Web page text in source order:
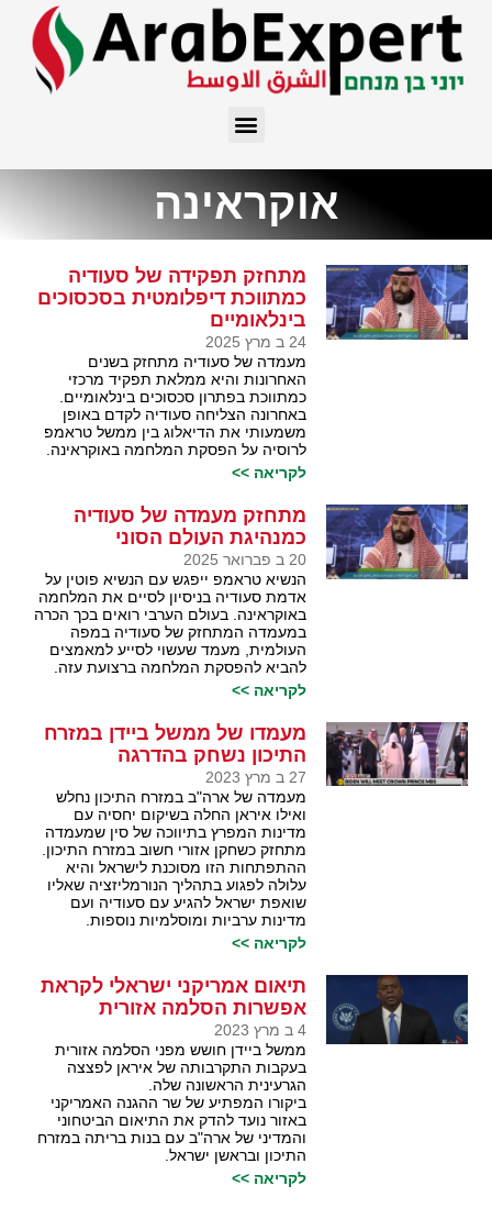
אוקראינה
מתחזק תפקידה של סעודיה
כמתווכת דיפלומטית בסכסוכים
בינלאומיים
24 ב מרץ 2025
מעמדה של סעודיה מתחזק בשנים
האחרונות והיא ממלאת תפקיד מרכזי
כמתווכת בפתרון סכסוכים בינלאומיים.
באחרונה הצליחה סעודיה לקדם באופן
משמעותי את הדיאלוג בין ממשל טראמפ
לרוסיה על הפסקת המלחמה באוקראינה.
לקריאה >>
מתחזק מעמדה של סעודיה
כמנהיגת העולם הסוני
20 ב פברואר 2025
הנשיא טראמפ ייפגש עם הנשיא פוטין על
אדמת סעודיה בניסיון לסיים את המלחמה
באוקראינה. בעולם הערבי רואים בכך הכרה
במעמדה המתחזק של סעודיה במפה
העולמית, מעמד שעשוי לסייע למאמצים
להביא להפסקת המלחמה ברצועת עזה.
לקריאה >>
מעמדו של ממשל ביידן במזרח
התיכון נשחק בהדרגה
27 ב מרץ 2023
מעמדה של ארה"ב במזרח התיכון נחלש
ואילו איראן החלה בשיקום יחסיה עם
מדינות המפרץ בתיווכה של סין שמעמדה
מתחזק כשחקן אזורי חשוב במזרח התיכון.
ההתפתחות הזו מסוכנת לישראל והיא
עלולה לפגוע בתהליך הנורמליזציה שאליו
שואפת ישראל להגיע עם סעודיה ועם
מדינות ערביות ומוסלמיות נוספות.
לקריאה >>
תיאום אמריקני ישראלי לקראת
אפשרות הסלמה אזורית
4 ב מרץ 2023
ממשל ביידן חושש מפני הסלמה אזורית
בעקבות התקרבותה של איראן לפצצה
הגרעינית הראשונה שלה.
ביקורו המפתיע של שר ההגנה האמריקני
באזור נועד להדק את התיאום הביטחוני
והמדיני של ארה"ב עם בנות בריתה במזרח
התיכון ובראשן ישראל.
לקריאה >>